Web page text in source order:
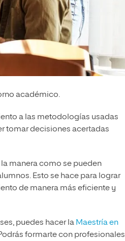
académico.
a las metodologías usadas
tomar decisiones acertadas
manera como se pueden
Esto se hace para lograr
de manera más eficiente y
puedes hacer la Maestría en
formarte con profesionales